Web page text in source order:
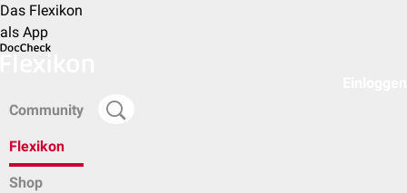
Das Flexikon
als App
Community
Flexikon
Shop